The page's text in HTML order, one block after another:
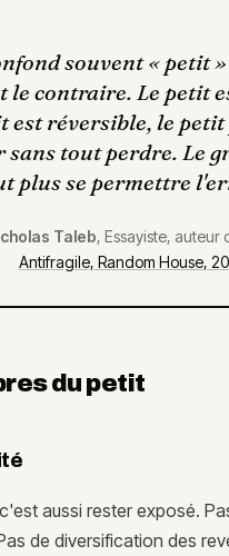
souvent « petit
le contraire. Le petit
est réversible, le petit
sans tout perdre. Le
plus se permettre
Taleb, Essayiste, auteur
Antifragile, Random House,
du petit
aussi rester exposé.
de diversification des